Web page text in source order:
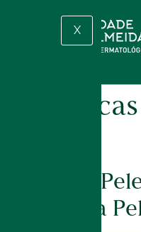
X
Dicas de
Para Uma